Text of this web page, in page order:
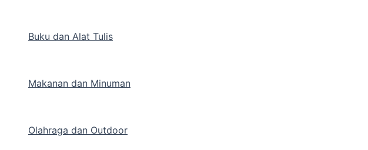
Buku dan Alat Tulis
Makanan dan Minuman
Olahraga dan Outdoor